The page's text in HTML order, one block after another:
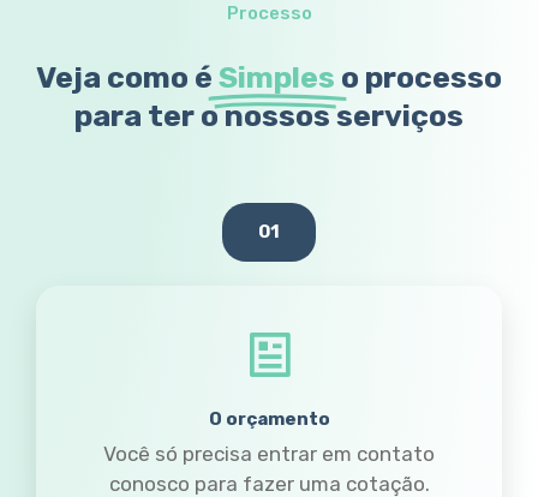
Processo
Veja como é Simples o processo
para ter o nossos serviços
01
O orçamento
Você só precisa entrar em contato
conosco para fazer uma cotação.